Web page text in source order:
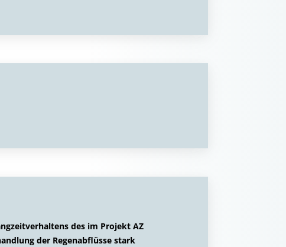
des im Projekt AZ
der Regenabflüsse stark